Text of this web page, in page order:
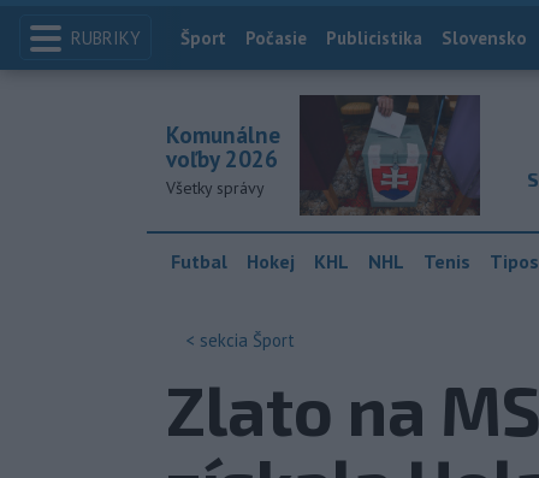
RUBRIKY Index
Šport Počasie Publicistika Slovensko
Komunálne
voľby 2026
Všetky správy
Futbal Hokej KHL NHL Tenis
< sekcia Šport
Zlato na